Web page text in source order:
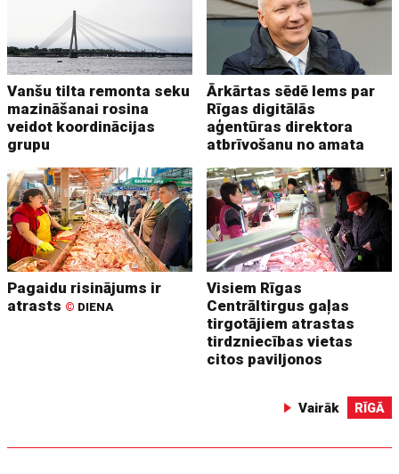
Vanšu tilta remonta seku
mazināšanai rosina
veidot koordinācijas
grupu
Ārkārtas sēdē lems par
Rīgas digitālās
aģentūras direktora
atbrīvošanu no amata
Pagaidu risinājums ir
atrasts © DIENA
Visiem Rīgas
Centrāltirgus gaļas
tirgotājiem atrastas
tirdzniecības vietas
citos paviljonos
Vairāk RĪGĀ